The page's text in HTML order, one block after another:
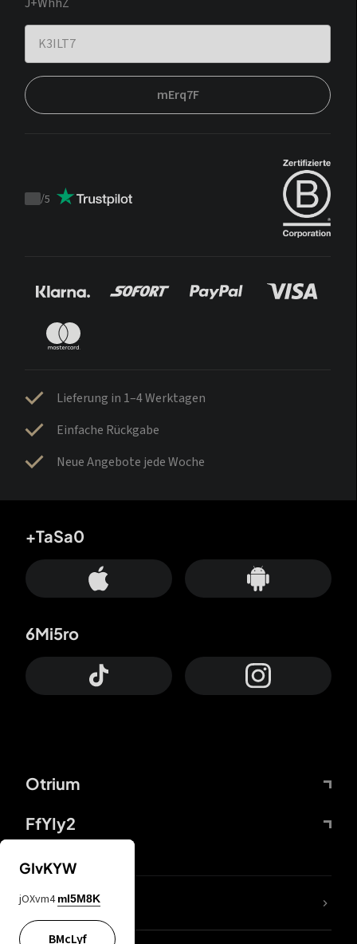
mErq7F
Trustpilot
/5
Lieferung in 1–4 Werktagen
Einfache Rückgabe
Neue Angebote jede Woche
Otrium
FfYIy2
+TaSa0
6Mi5ro
DDcvSo
GIvKYW
jOXvm4 mI5M8K
BMcLyf